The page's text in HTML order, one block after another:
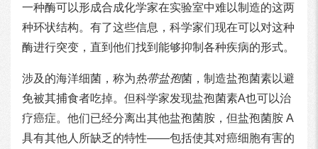
一种酶可以形成合成化学家在实验室中难以制造的这两
种环状结构。有了这些信息，科学家们现在可以对这种
酶进行突变，直到他们找到能够抑制各种疾病的形式。
涉及的海洋细菌，称为热带盐孢菌，制造盐孢菌素以避
免被其捕食者吃掉。但科学家发现盐孢菌素A也可以治
疗癌症。他们已经分离出其他盐孢菌胺，但盐孢菌胺 A
具有其他人所缺乏的特性——包括使其对癌细胞有害的